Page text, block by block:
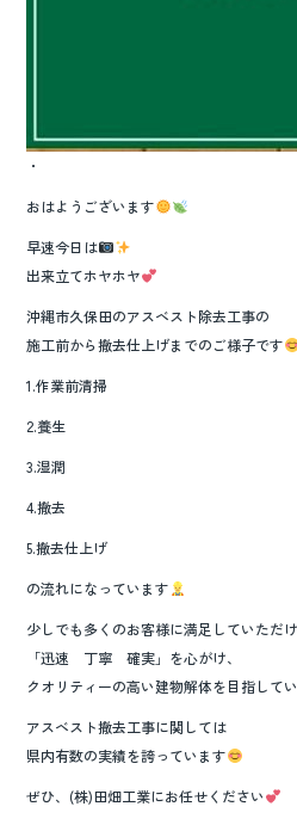
・
おはようございます
早速今日は
出来立てホヤホヤ
沖縄市久保田のアスベスト除去工事の
施工前から撤去仕上げまでのご様子です
1.作業前清掃
2.養生
3.湿潤
4.撤去
5.撤去仕上げ
の流れになっています
少しでも多くのお客様に満足していただけ
「迅速 丁寧 確実」を心がけ、
クオリティーの高い建物解体を目指して
アスベスト撤去工事に関しては
県内有数の実績を誇っています
ぜひ、(株)田畑工業にお任せください